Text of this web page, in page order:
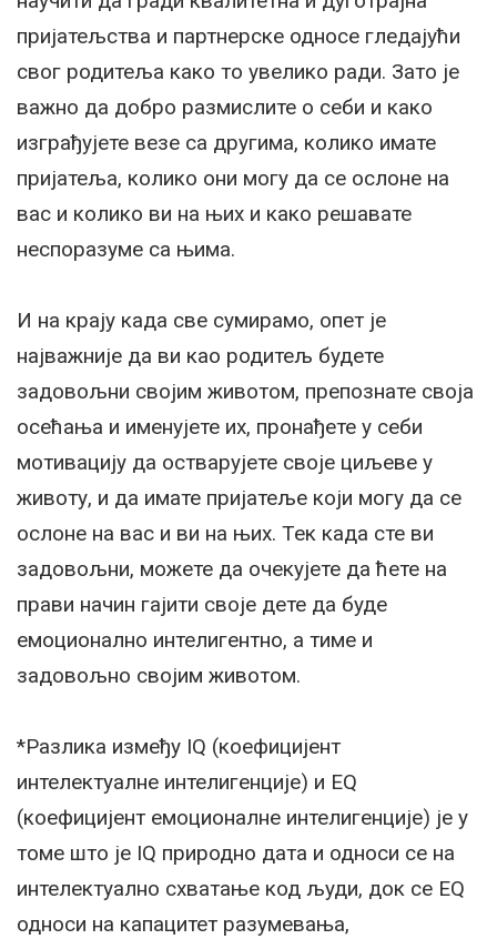
пријатељства и партнерске односе гледајући
свог родитеља како то увелико ради. Зато је
важно да добро размислите о себи и како
изграђујете везе са другима, колико имате
пријатеља, колико они могу да се ослоне на
вас и колико ви на њих и како решавате
неспоразуме са њима.
И на крају када све сумирамо, опет је
најважније да ви као родитељ будете
задовољни својим животом, препознате своја
осећања и именујете их, пронађете у себи
мотивацију да остварујете своје циљеве у
животу, и да имате пријатеље који могу да се
ослоне на вас и ви на њих. Тек када сте ви
задовољни, можете да очекујете да ћете на
прави начин гајити своје дете да буде
емоционално интелигентно, а тиме и
задовољно својим животом.
*Разлика између IQ (коефицијент
интелектуалне интелигенције) и ЕQ
(коефицијент емоционалне интелигенције) је у
томе што је IQ природно дата и односи се на
интелектуално схватање код људи, док се ЕQ
односи на капацитет разумевања,